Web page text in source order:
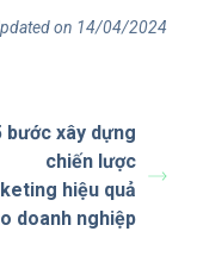
on 14/04/2024
bước xây dựng
chiến lược
hiệu quả
doanh nghiệp